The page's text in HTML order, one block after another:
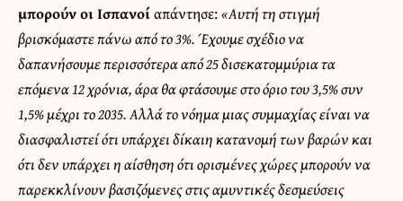
μπορούν οι Ισπανοίαπάντησε:«Αυτή τη στιγμή
βρισκόμαστε πάνω από το 3%. Έχουμε σχέδιο να
δαπανήσουμε περισσότερα από 25 δισεκατομμύρια τα
επόμενα 12 χρόνια, άρα θα φτάσουμε στο όριο του 3,5% συν
1,5% μέχρι το 2035. Αλλά το νόημα μιας συμμαχίας είναι να
διασφαλιστεί ότι υπάρχει δίκαιη κατανομή των βαρών και
ότι δεν υπάρχει η αίσθηση ότι ορισμένες χώρες μπορούν να
παρεκκλίνουν βασιζόμενες στις αμυντικές δεσμεύσεις